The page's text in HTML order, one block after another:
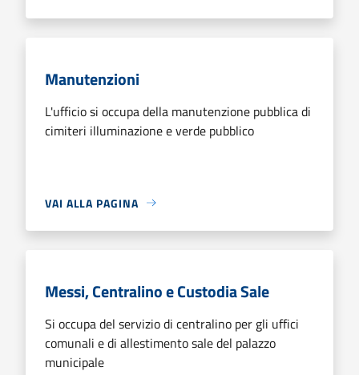
Manutenzioni
L'ufficio si occupa della manutenzione pubblica di
cimiteri illuminazione e verde pubblico
VAI ALLA PAGINA
Messi, Centralino e Custodia Sale
Si occupa del servizio di centralino per gli uffici
comunali e di allestimento sale del palazzo
municipale